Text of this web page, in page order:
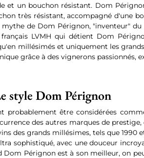
et un bouchon résistant. Dom
très résistant, accompagné d'une
mythe de Dom Pérignon, "inventeur"
LVMH qui détient Dom
millésimés et uniquement les
grâce à des vignerons passionnés,
style Dom Pérignon
probablement être considérées
des autres marques de
des grands millésimes, tels que 1990
sophistiqué, avec une douceur
Dom Pérignon est à son meilleur, on